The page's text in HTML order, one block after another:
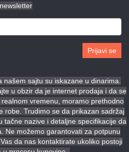
newsletter
Prijavi se
sajtu su iskazane u dinarima.
u obzir da je internet prodaja i da se
vremenu, moramo prethodno
robe. Trudimo se da prikazan sadržaj
tačne nazive i detaljne specifikacije da
Ne možemo garantovati za potpunu
da nas kontaktirate ukoliko postoji